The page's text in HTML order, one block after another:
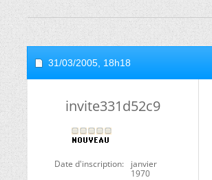
31/03/2005, 18h18
invite331d52c9
Date d'inscription
janvier
1970